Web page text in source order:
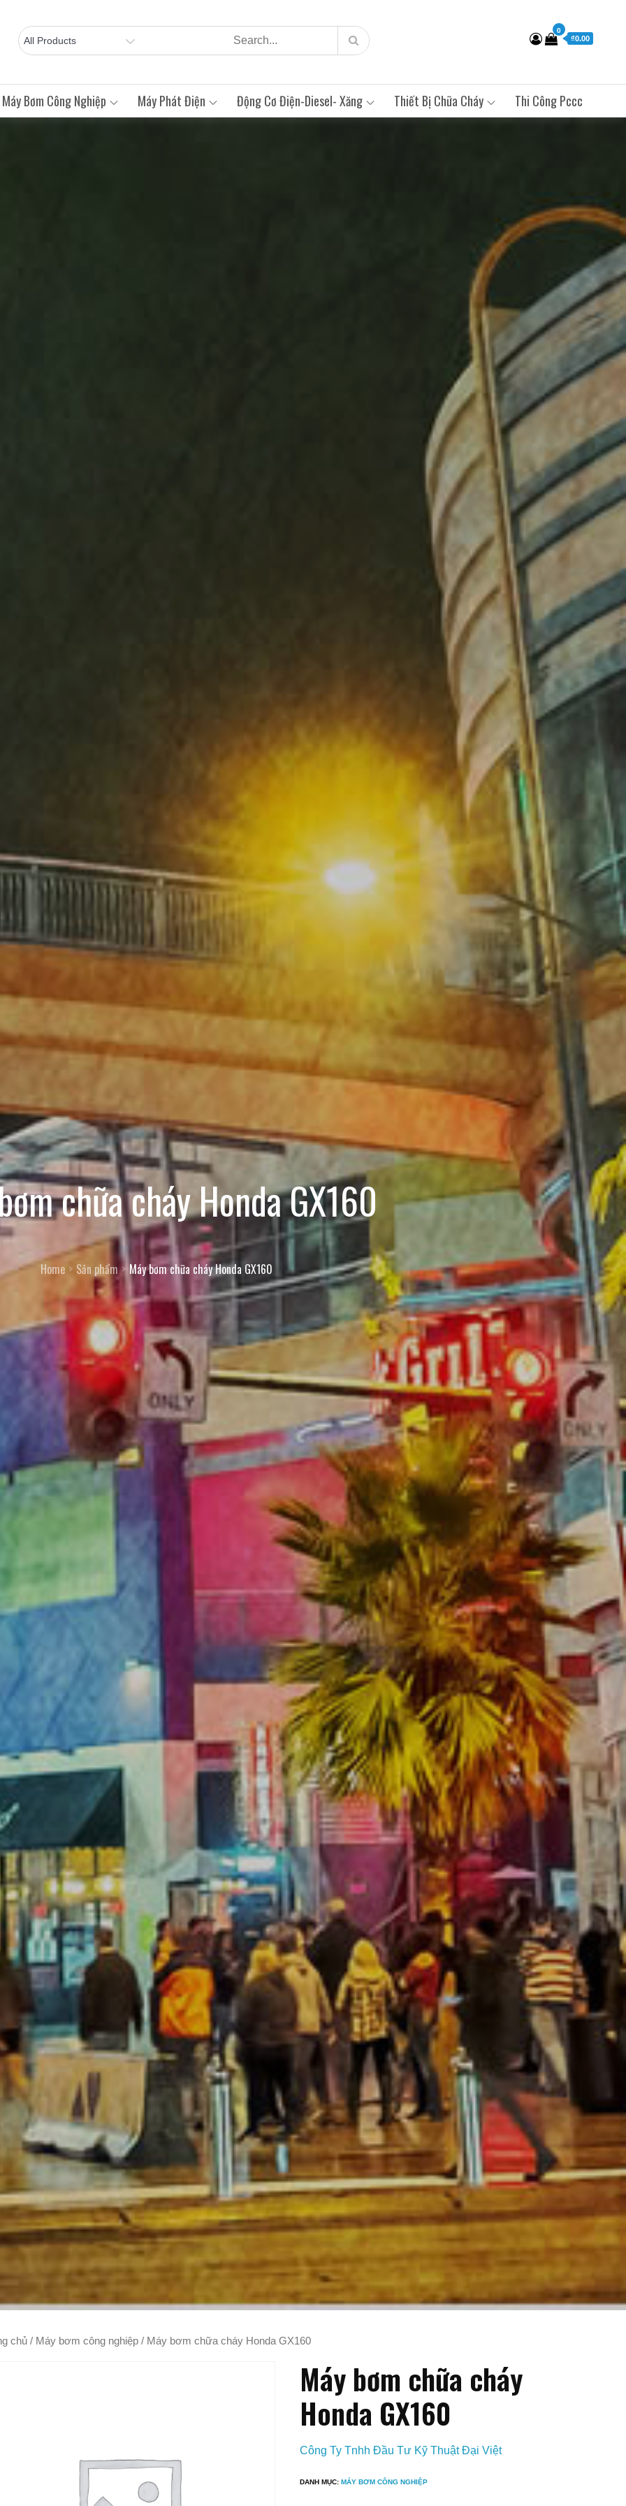
0
₫0.00
Máy Bơm Công Nghiệp Máy Phát Điện Động Cơ Điện-Diesel- Xăng Thiết Bị Chữa Cháy Thi Công Pccc
chữa cháy Honda GX160
Home Sản phẩm Máy bơm chữa cháy Honda GX160
chủ / Máy bơm công nghiệp / Máy bơm chữa cháy Honda GX160
Máy bơm chữa cháy
Honda GX160
Công Ty Tnhh Đầu Tư Kỹ Thuật Đại Việt
DANH MỤC: MÁY BƠM CÔNG NGHIỆP